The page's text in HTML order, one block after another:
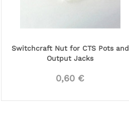
Switchcraft Nut for CTS Pots and
Output Jacks
0,60 €